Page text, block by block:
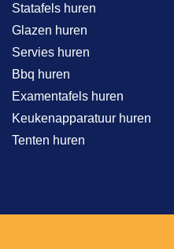
Statafels huren
Glazen huren
Servies huren
Bbq huren
Examentafels huren
Keukenapparatuur huren
Tenten huren